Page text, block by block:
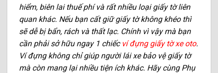
hiểm, biên lai thuế phí và rất nhiều loại giấy tờ liên
quan khác. Nếu bạn cất giữ giấy tờ không khéo thì
sẽ dễ bị bẩn, rách và thất lạc. Chính vì vậy mà bạn
cần phải sở hữu ngay 1 chiếc ví đựng giấy tờ xe oto.
Ví đựng không chỉ giúp người lái xe bảo vệ giấy tờ
mà còn mang lại nhiều tiện ích khác. Hãy cùng Phụ